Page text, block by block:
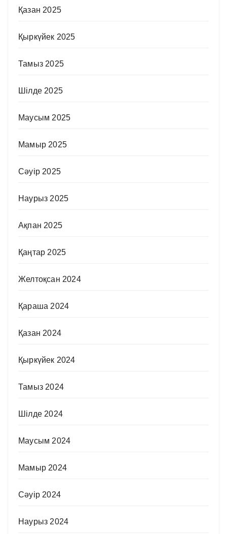
Қазан 2025
Қыркүйек 2025
Тамыз 2025
Шілде 2025
Маусым 2025
Мамыр 2025
Сәуір 2025
Наурыз 2025
Ақпан 2025
Қаңтар 2025
Желтоқсан 2024
Қараша 2024
Қазан 2024
Қыркүйек 2024
Тамыз 2024
Шілде 2024
Маусым 2024
Мамыр 2024
Сәуір 2024
Наурыз 2024